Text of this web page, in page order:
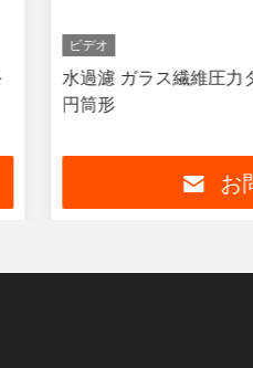
ビデオ
水過濾 ガラス繊維圧力
円筒形
お